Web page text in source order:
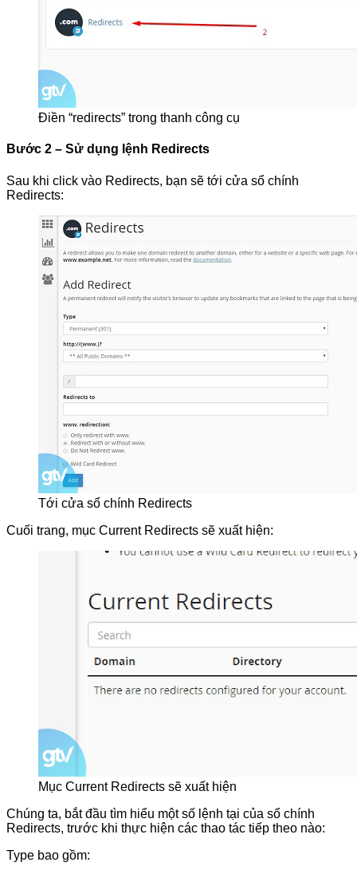
Điền “redirects” trong thanh công cụ
Bước 2 – Sử dụng lệnh Redirects
Sau khi click vào Redirects, bạn sẽ tới cửa sổ chính
Redirects:
Tới cửa sổ chính Redirects
Cuối trang, mục Current Redirects sẽ xuất hiện:
Mục Current Redirects sẽ xuất hiện
Chúng ta, bắt đầu tìm hiểu một số lệnh tại của sổ chính
Redirects, trước khi thực hiện các thao tác tiếp theo nào:
Type bao gồm: